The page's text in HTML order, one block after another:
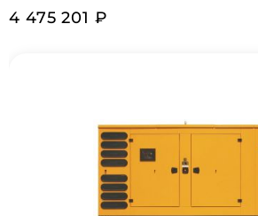
4 475 201 ₽